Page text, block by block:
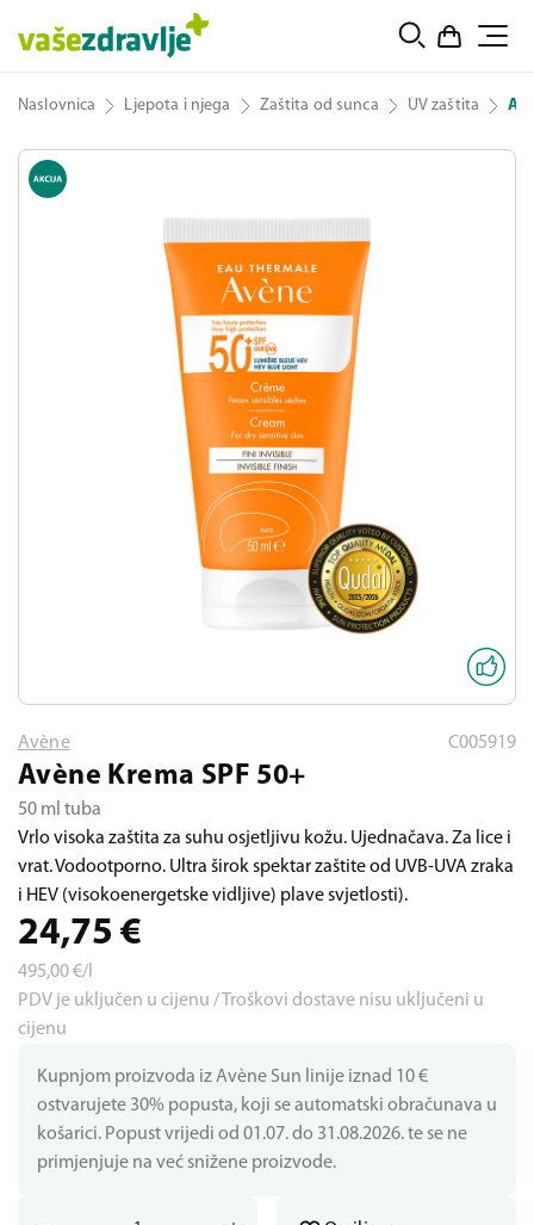
Naslovnica Ljepota i njega Zaštita od sunca UV zaštita
Avène C005919
Avène Krema SPF 50+
50 ml tuba
Vrlo visoka zaštita za suhu osjetljivu kožu. Ujednačava. Za lice i
vrat. Vodootporno. Ultra širok spektar zaštite od UVB-UVA zraka
i HEV (visokoenergetske vidljive) plave svjetlosti).
24,75 €
495,00€/l
PDV je uključen u cijenu / Troškovi dostave nisu uključeni u
cijenu
Kupnjom proizvoda iz Avène Sun linije iznad 10 €
ostvarujete 30% popusta, koji se automatski obračunava u
košarici. Popust vrijedi od 01.07. do 31.08.2026. te se ne
primjenjuje na već snižene proizvode.